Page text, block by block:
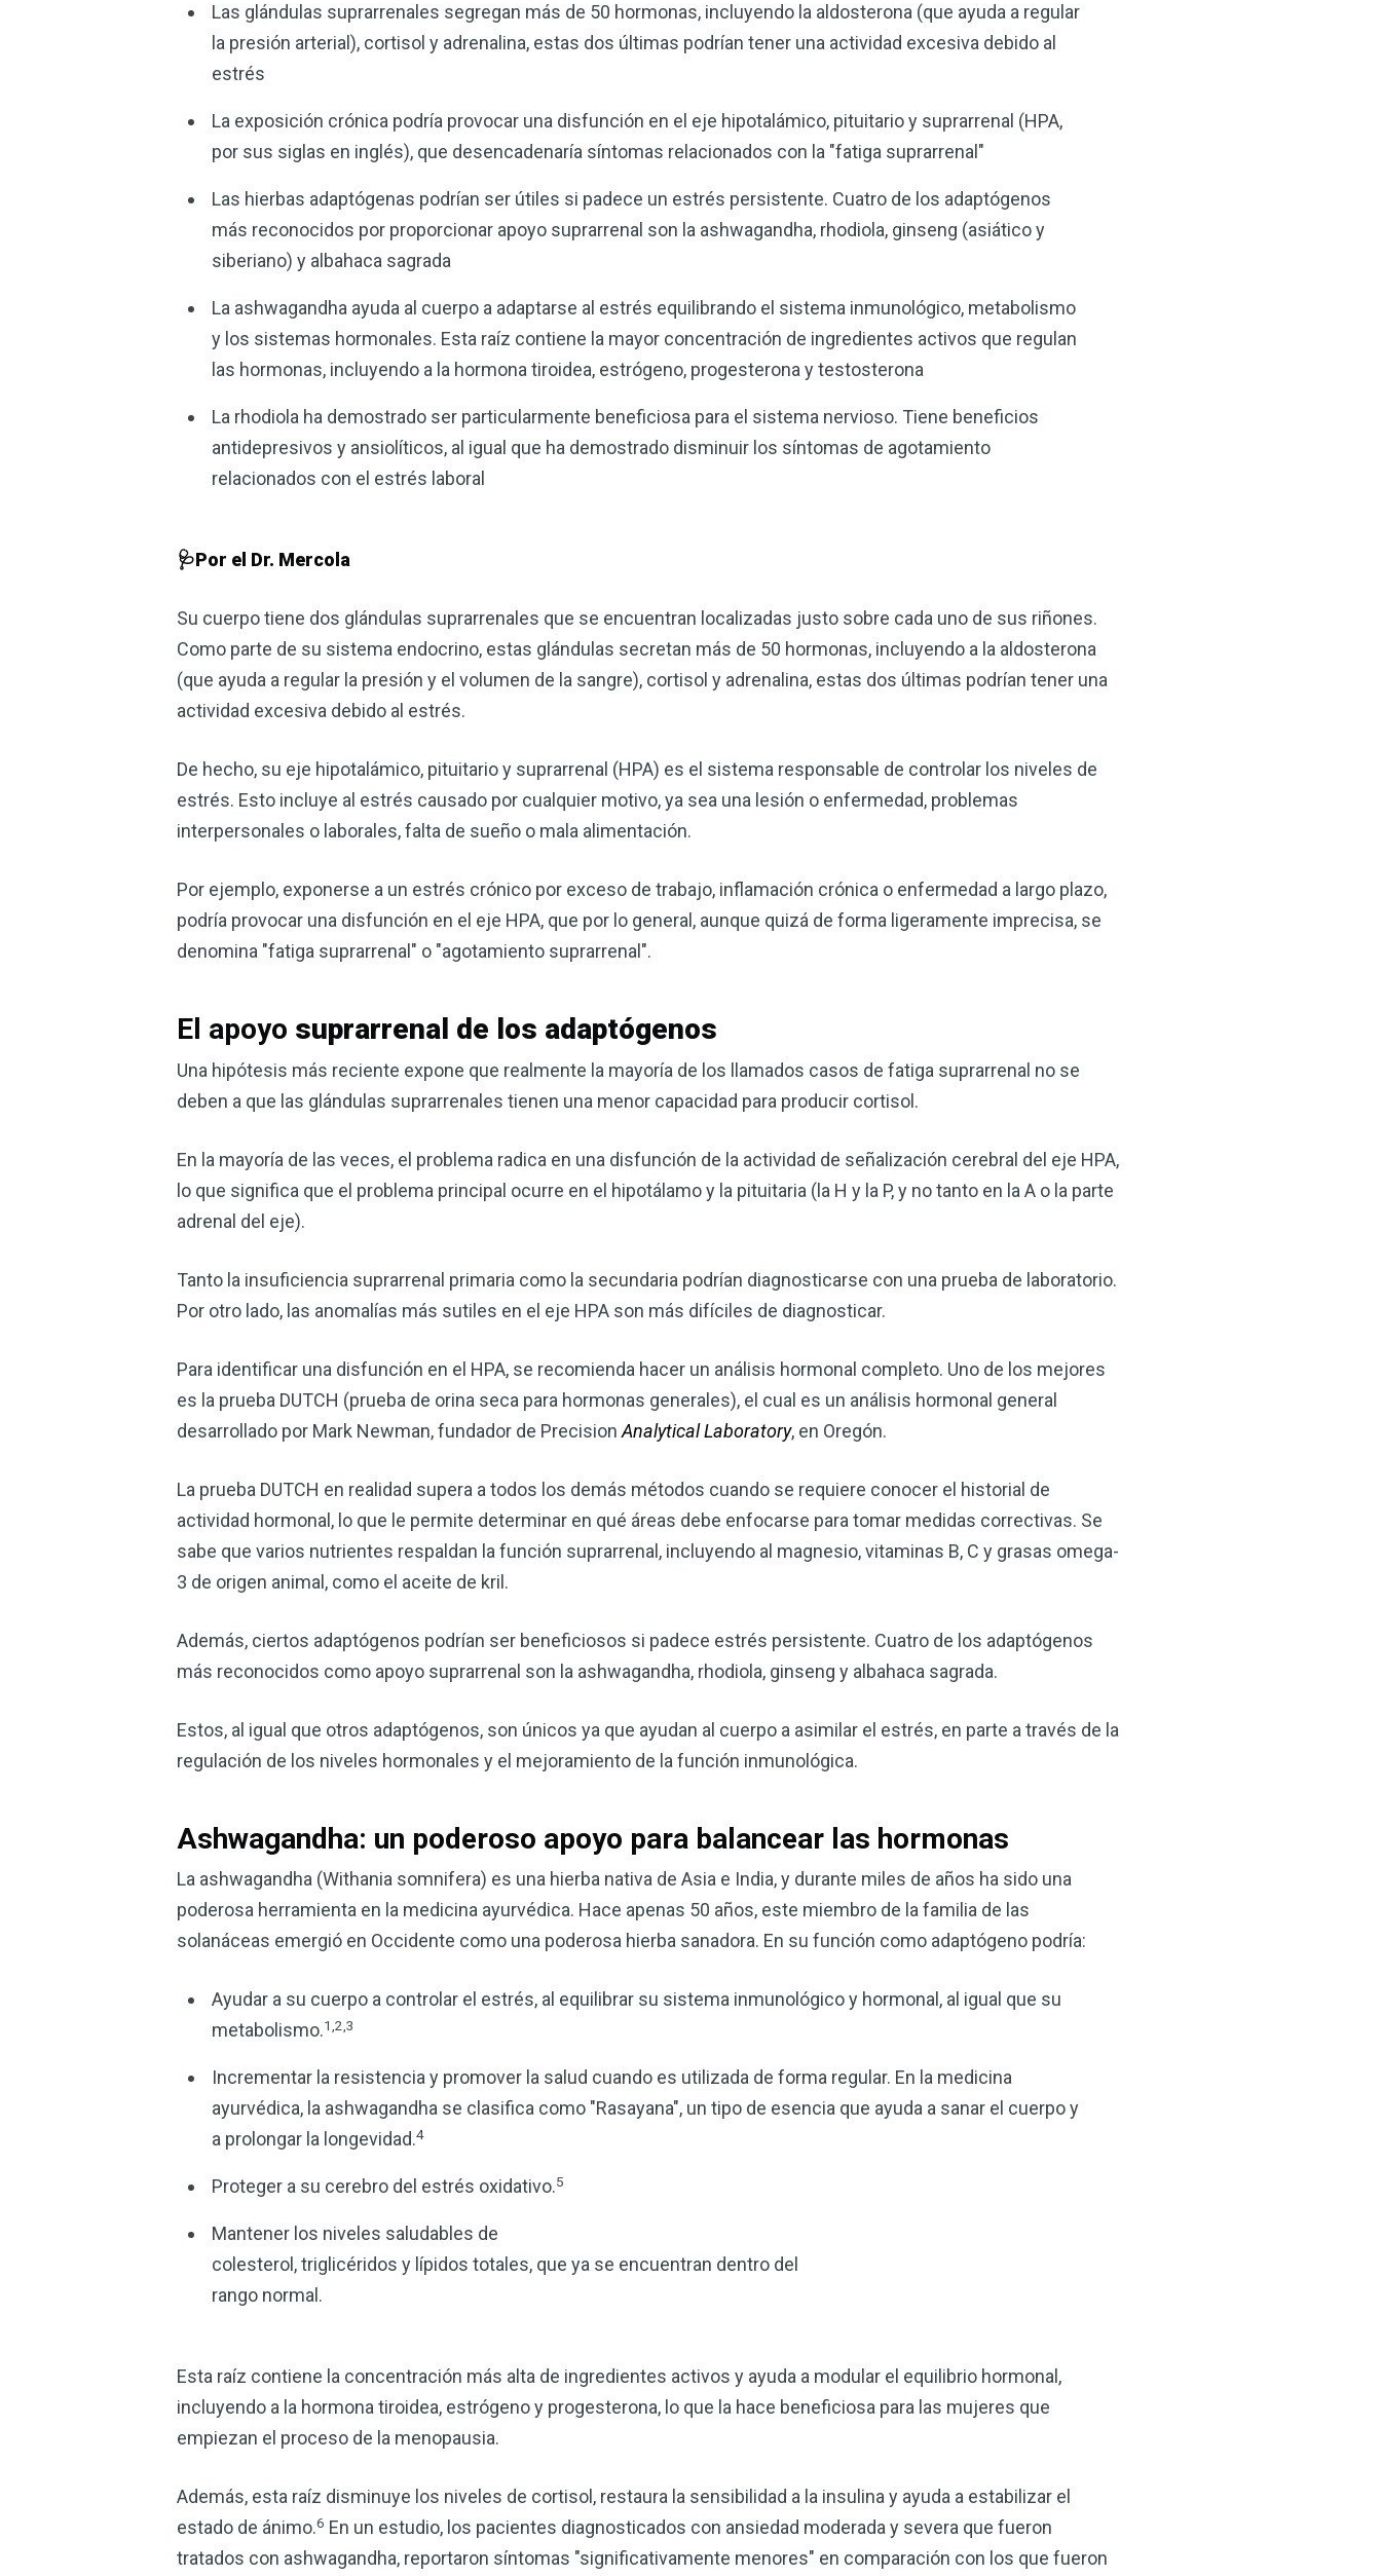
Las glándulas suprarrenales segregan más de 50 hormonas, incluyendo la aldosterona (que ayuda a regular
la presión arterial), cortisol y adrenalina, estas dos últimas podrían tener una actividad excesiva debido al
estrés
La exposición crónica podría provocar una disfunción en el eje hipotalámico, pituitario y suprarrenal (HPA,
por sus siglas en inglés), que desencadenaría síntomas relacionados con la "fatiga suprarrenal"
Las hierbas adaptógenas podrían ser útiles si padece un estrés persistente. Cuatro de los adaptógenos
más reconocidos por proporcionar apoyo suprarrenal son la ashwagandha, rhodiola, ginseng (asiático y
siberiano) y albahaca sagrada
La ashwagandha ayuda al cuerpo a adaptarse al estrés equilibrando el sistema inmunológico, metabolismo
y los sistemas hormonales. Esta raíz contiene la mayor concentración de ingredientes activos que regulan
las hormonas, incluyendo a la hormona tiroidea, estrógeno, progesterona y testosterona
La rhodiola ha demostrado ser particularmente beneficiosa para el sistema nervioso. Tiene beneficios
antidepresivos y ansiolíticos, al igual que ha demostrado disminuir los síntomas de agotamiento
relacionados con el estrés laboral
🩺Por el Dr. Mercola
Su cuerpo tiene dos glándulas suprarrenales que se encuentran localizadas justo sobre cada uno de sus riñones.
Como parte de su sistema endocrino, estas glándulas secretan más de 50 hormonas, incluyendo a la aldosterona
(que ayuda a regular la presión y el volumen de la sangre), cortisol y adrenalina, estas dos últimas podrían tener una
actividad excesiva debido al estrés.
De hecho, su eje hipotalámico, pituitario y suprarrenal (HPA) es el sistema responsable de controlar los niveles de
estrés. Esto incluye al estrés causado por cualquier motivo, ya sea una lesión o enfermedad, problemas
interpersonales o laborales, falta de sueño o mala alimentación.
Por ejemplo, exponerse a un estrés crónico por exceso de trabajo, inflamación crónica o enfermedad a largo plazo,
podría provocar una disfunción en el eje HPA, que por lo general, aunque quizá de forma ligeramente imprecisa, se
denomina "fatiga suprarrenal" o "agotamiento suprarrenal".
El apoyo suprarrenal de los adaptógenos
Una hipótesis más reciente expone que realmente la mayoría de los llamados casos de fatiga suprarrenal no se
deben a que las glándulas suprarrenales tienen una menor capacidad para producir cortisol.
En la mayoría de las veces, el problema radica en una disfunción de la actividad de señalización cerebral del eje HPA,
lo que significa que el problema principal ocurre en el hipotálamo y la pituitaria (la H y la P, y no tanto en la A o la parte
adrenal del eje).
Tanto la insuficiencia suprarrenal primaria como la secundaria podrían diagnosticarse con una prueba de laboratorio.
Por otro lado, las anomalías más sutiles en el eje HPA son más difíciles de diagnosticar.
Para identificar una disfunción en el HPA, se recomienda hacer un análisis hormonal completo. Uno de los mejores
es la prueba DUTCH (prueba de orina seca para hormonas generales), el cual es un análisis hormonal general
desarrollado por Mark Newman, fundador de Precision Analytical Laboratory, en Oregón.
La prueba DUTCH en realidad supera a todos los demás métodos cuando se requiere conocer el historial de
actividad hormonal, lo que le permite determinar en qué áreas debe enfocarse para tomar medidas correctivas. Se
sabe que varios nutrientes respaldan la función suprarrenal, incluyendo al magnesio, vitaminas B, C y grasas omega-
3 de origen animal, como el aceite de kril.
Además, ciertos adaptógenos podrían ser beneficiosos si padece estrés persistente. Cuatro de los adaptógenos
más reconocidos como apoyo suprarrenal son la ashwagandha, rhodiola, ginseng y albahaca sagrada.
Estos, al igual que otros adaptógenos, son únicos ya que ayudan al cuerpo a asimilar el estrés, en parte a través de la
regulación de los niveles hormonales y el mejoramiento de la función inmunológica.
Ashwagandha: un poderoso apoyo para balancear las hormonas
La ashwagandha (Withania somnifera) es una hierba nativa de Asia e India, y durante miles de años ha sido una
poderosa herramienta en la medicina ayurvédica. Hace apenas 50 años, este miembro de la familia de las
solanáceas emergió en Occidente como una poderosa hierba sanadora. En su función como adaptógeno podría:
Ayudar a su cuerpo a controlar el estrés, al equilibrar su sistema inmunológico y hormonal, al igual que su
metabolismo.1,2,3
Incrementar la resistencia y promover la salud cuando es utilizada de forma regular. En la medicina
ayurvédica, la ashwagandha se clasifica como "Rasayana", un tipo de esencia que ayuda a sanar el cuerpo y
a prolongar la longevidad.4
Proteger a su cerebro del estrés oxidativo.5
Mantener los niveles saludables de
colesterol, triglicéridos y lípidos totales, que ya se encuentran dentro del
rango normal.
Esta raíz contiene la concentración más alta de ingredientes activos y ayuda a modular el equilibrio hormonal,
incluyendo a la hormona tiroidea, estrógeno y progesterona, lo que la hace beneficiosa para las mujeres que
empiezan el proceso de la menopausia.
Además, esta raíz disminuye los niveles de cortisol, restaura la sensibilidad a la insulina y ayuda a estabilizar el
estado de ánimo.6 En un estudio, los pacientes diagnosticados con ansiedad moderada y severa que fueron
tratados con ashwagandha, reportaron síntomas "significativamente menores" en comparación con los que fueron
Mejore su salud de forma natural con el
vinagre de sidra de manzana — Obtenga
mi guía ahora
remedios más versátiles de la naturaleza, ya sea que
quiera mejorar su digestión, reforzar la salud de su
¡Descubra todo lo que el VSM puede hacer por su salud!